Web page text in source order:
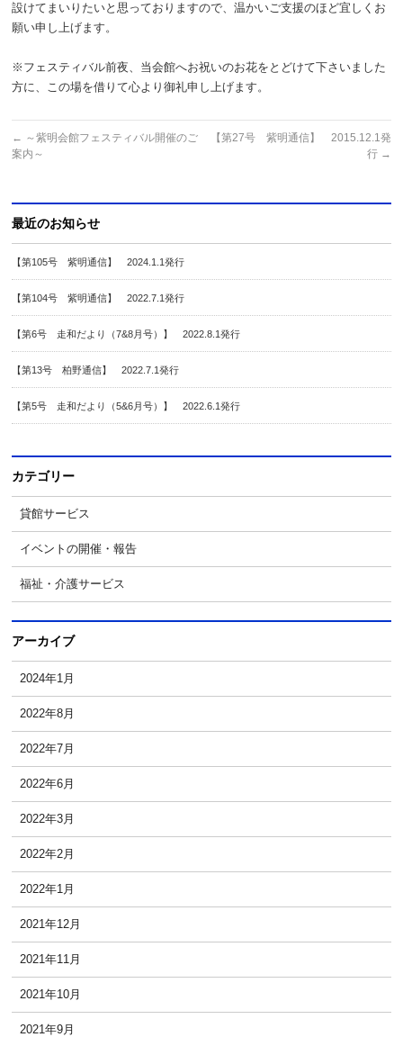
設けてまいりたいと思っておりますので、温かいご支援のほど宜しくお
願い申し上げます。
※フェスティバル前夜、当会館へお祝いのお花をとどけて下さいました
方に、この場を借りて心より御礼申し上げます。
← ～紫明会館フェスティバル開催のご
案内～
【第27号 紫明通信】 2015.12.1発
行 →
最近のお知らせ
【第105号 紫明通信】 2024.1.1発行
【第104号 紫明通信】 2022.7.1発行
【第6号 走和だより（7&8月号）】 2022.8.1発行
【第13号 柏野通信】 2022.7.1発行
【第5号 走和だより（5&6月号）】 2022.6.1発行
カテゴリー
貸館サービス
イベントの開催・報告
福祉・介護サービス
アーカイブ
2024年1月
2022年8月
2022年7月
2022年6月
2022年3月
2022年2月
2022年1月
2021年12月
2021年11月
2021年10月
2021年9月